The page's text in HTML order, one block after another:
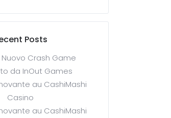
Posts
Nuovo Crash Game
da InOut Games
au CashiMashi
Casino
au CashiMashi